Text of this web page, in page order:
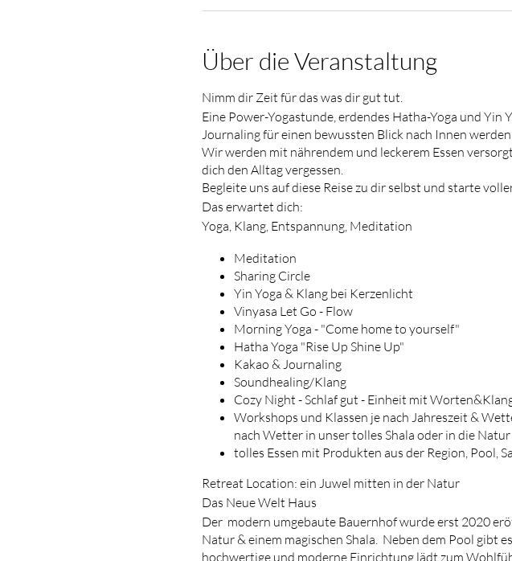
Über die Veranstaltung
Nimm dir Zeit für das was dir gut tut.
Eine Power-Yogastunde, erdendes Hatha-Yoga und
Journaling für einen bewussten Blick nach Innen
Wir werden mit nährendem und leckerem Essen
dich den Alltag vergessen.
Begleite uns auf diese Reise zu dir selbst und starte
Das erwartet dich:
Yoga, Klang, Entspannung, Meditation
Meditation
Sharing Circle
Yin Yoga & Klang bei Kerzenlicht
Vinyasa Let Go - Flow
Morning Yoga - "Come home to yourself"
Hatha Yoga "Rise Up Shine Up"
Kakao & Journaling
Soundhealing/Klang
Cozy Night - Schlaf gut - Einheit mit
Workshops und Klassen je nach Jahreszeit &
nach Wetter in unser tolles Shala oder in die Natur
tolles Essen mit Produkten aus der Region, Pool,
Retreat Location: ein Juwel mitten in der Natur
Das Neue Welt Haus
Der modern umgebaute Bauernhof wurde erst 2020
Natur & einem magischen Shala. Neben dem Pool gibt
hochwertige und moderne Einrichtung lädt zum